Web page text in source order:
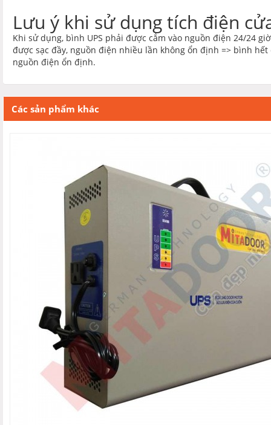
Lưu ý khi sử dụng tích điện
Khi sử dụng, bình UPS phải được cắm vào nguồn điện 24/24
được sạc đầy, nguồn điện nhiều lần không ổn định => bình
nguồn điện ổn định.
Các sản phẩm khác